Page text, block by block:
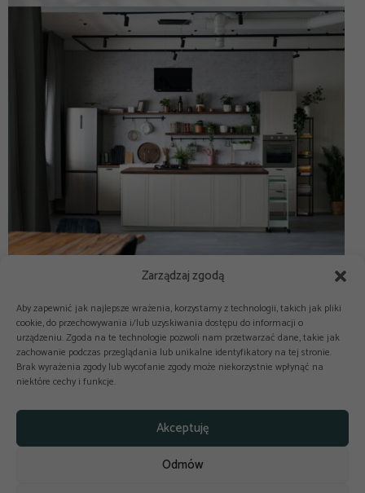
Zarządzaj zgodą
Aby zapewnić jak najlepsze wrażenia, korzystamy z technologii, takich jak pliki
cookie, do przechowywania i/lub uzyskiwania dostępu do informacji o
urządzeniu. Zgoda na te technologie pozwoli nam przetwarzać dane, takie jak
zachowanie podczas przeglądania lub unikalne identyfikatory na tej stronie.
Brak wyrażenia zgody lub wycofanie zgody może niekorzystnie wpłynąć na
niektóre cechy i funkcje.
Akceptuję
Odmów
Copyright © 2025-2026 odkuchni.co
Polityka prywatności
Regulamin
Reklama